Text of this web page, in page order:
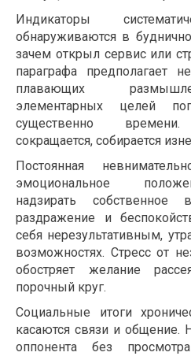
Индикаторы
обнаруживаются в
зачем открыл сервис или
параграфа предполагает
плавающих
элементарных целей
существенно времени.
сокращается, собирается
Постоянная
эмоциональное
надзирать собственное
раздражение и
себя нерезультативным,
возможностях. Стресс от
обостряет желание
порочный круг.
Социальные итоги
касаются связи и общение.
оппонента без